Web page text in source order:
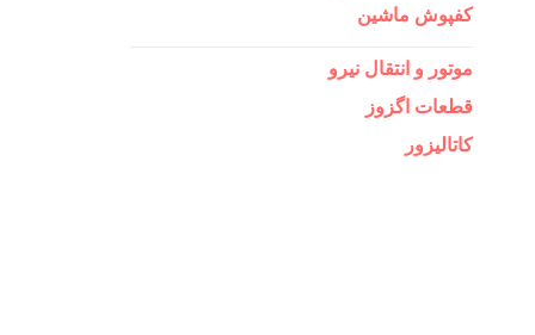
کفپوش ماشین
موتور و انتقال نیرو
قطعات اگزوز
کاتالیزور